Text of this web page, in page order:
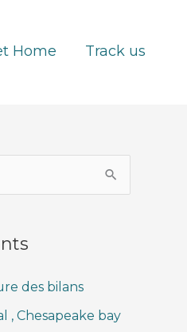
Home Track us
des bilans
, Chesapeake bay